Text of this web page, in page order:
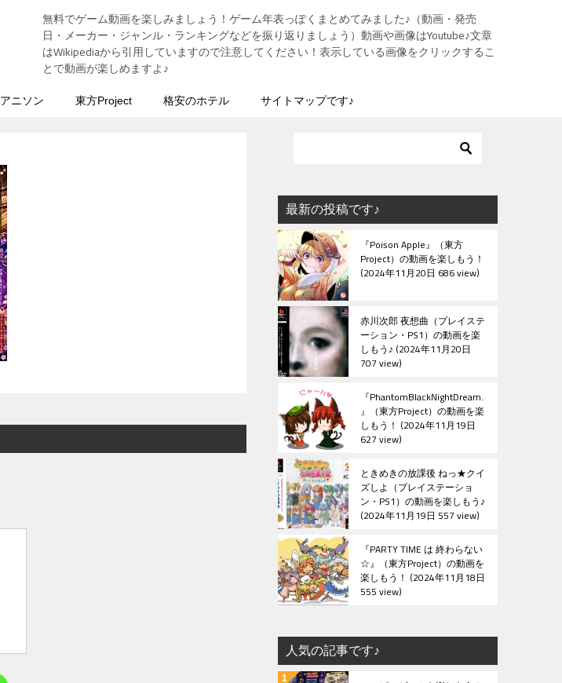
無料でゲーム動画を楽しみましょう！ゲーム年表っぽくまとめてみました♪（動画・発売
日・メーカー・ジャンル・ランキングなどを振り返りましょう）動画や画像はYoutube♪文章
はWikipediaから引用していますので注意してください！表示している画像をクリックするこ
とで動画が楽しめますよ♪
アニソン 東方Project 格安のホテル サイトマップです♪
最新の投稿です♪
『Poison Apple』（東方
Project）の動画を楽しもう！
2024年11月20日 686 view
赤川次郎 夜想曲（プレイステ
ーション・PS1）の動画を楽
しもう♪ 2024年11月20日
707 view
『PhantomBlackNightDream.
』（東方Project）の動画を楽
しもう！ 2024年11月19日
627 view
ときめきの放課後 ねっ★クイ
ズしよ（プレイステーショ
ン・PS1）の動画を楽しもう♪
2024年11月19日 557 view
『PARTY TIME は 終わらない
☆』（東方Project）の動画を
楽しもう！ 2024年11月18日
555 view
人気の記事です♪